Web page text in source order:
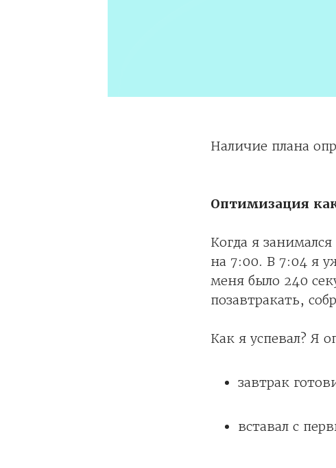
Наличие плана
Оптимизация
Когда я
на 7:00. В 7:04 я
меня было 240
позавтракать,
Как я успевал? Я
завтрак
вставал с